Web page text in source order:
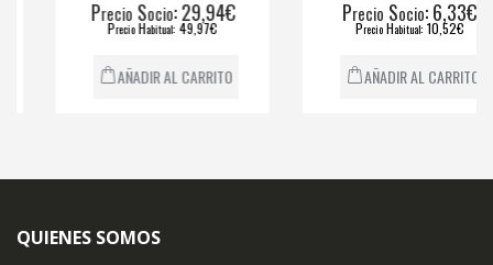
recioSocio: 29,94€
recioHabitual: 49,97€
AÑADIR AL CARRITO
recioSocio: 6,33€
recioHabitual: 10,52€
AÑADIR AL CARRITO
QUIENES SOMOS